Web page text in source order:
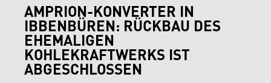
AMPRION-KONVERTER IN
IBBENBÜREN: RÜCKBAU DES
EHEMALIGEN
KOHLEKRAFTWERKS IST
ABGESCHLOSSEN